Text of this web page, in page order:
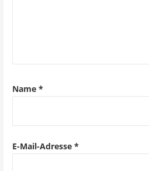
a
o
Name *
E-Mail-Adresse *